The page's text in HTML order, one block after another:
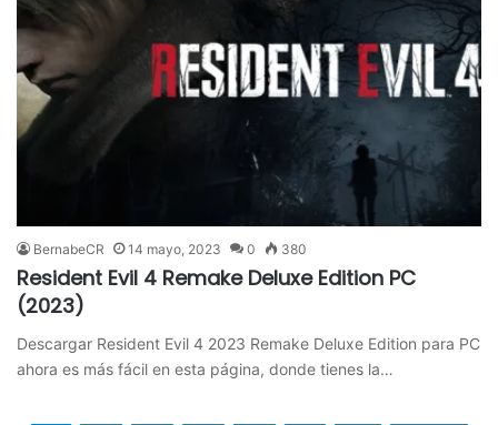
BernabeCR 14 mayo, 2023 0 380
Resident Evil 4 Remake Deluxe Edition PC
(2023)
Descargar Resident Evil 4 2023 Remake Deluxe Edition para PC
ahora es más fácil en esta página, donde tienes la…